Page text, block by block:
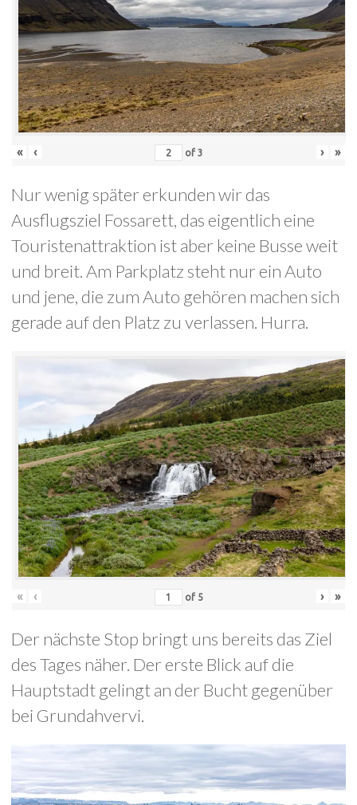
« ‹ of 3 › »
Nur wenig später erkunden wir das
Ausflugsziel Fossarett, das eigentlich eine
Touristenattraktion ist aber keine Busse weit
und breit. Am Parkplatz steht nur ein Auto
und jene, die zum Auto gehören machen sich
gerade auf den Platz zu verlassen. Hurra.
« ‹ of 5 › »
Der nächste Stop bringt uns bereits das Ziel
des Tages näher. Der erste Blick auf die
Hauptstadt gelingt an der Bucht gegenüber
bei Grundahvervi.